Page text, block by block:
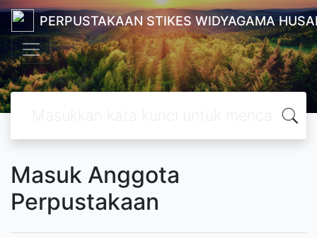
PERPUSTAKAAN STIKES WIDYAGAMA
Masuk Anggota
Perpustakaan